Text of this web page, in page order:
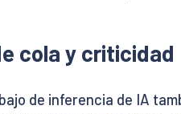
cola y criticidad
de inferencia de IA